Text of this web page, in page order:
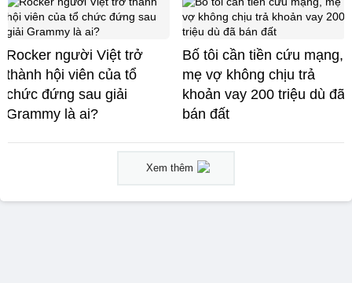
Rocker người Việt trở
thành hội viên của tổ
chức đứng sau giải
Grammy là ai?
Bố tôi cần tiền cứu mạng,
mẹ vợ không chịu trả
khoản vay 200 triệu dù đã
bán đất
Xem thêm